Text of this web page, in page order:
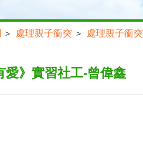
> 處理親子衝突 > 處理親子衝突
愛》實習社工-曾偉鑫